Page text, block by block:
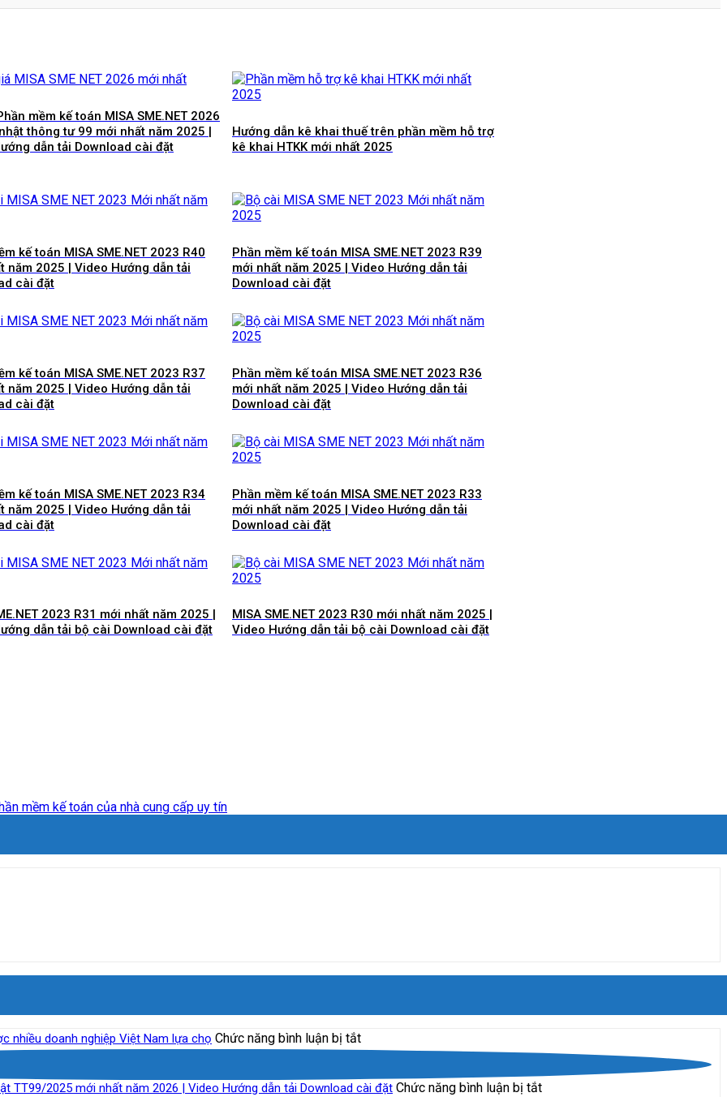
mềm kế toán MISA SME.NET 2026
thông tư 99 mới nhất năm 2025 |
dẫn tải Download cài đặt
Hướng dẫn kê khai thuế trên phần mềm hỗ trợ
kê khai HTKK mới nhất 2025
kế toán MISA SME.NET 2023 R40
năm 2025 | Video Hướng dẫn tải
cài đặt
Phần mềm kế toán MISA SME.NET 2023 R39
mới nhất năm 2025 | Video Hướng dẫn tải
Download cài đặt
kế toán MISA SME.NET 2023 R37
năm 2025 | Video Hướng dẫn tải
cài đặt
Phần mềm kế toán MISA SME.NET 2023 R36
mới nhất năm 2025 | Video Hướng dẫn tải
Download cài đặt
kế toán MISA SME.NET 2023 R34
năm 2025 | Video Hướng dẫn tải
cài đặt
Phần mềm kế toán MISA SME.NET 2023 R33
mới nhất năm 2025 | Video Hướng dẫn tải
Download cài đặt
2023 R31 mới nhất năm 2025 |
dẫn tải bộ cài Download cài đặt
MISA SME.NET 2023 R30 mới nhất năm 2025 |
Video Hướng dẫn tải bộ cài Download cài đặt
mềm kế toán của nhà cung cấp uy tín
nhiều doanh nghiệp Việt Nam lựa chọ Chức năng bình luận bị tắtở
Phần
MISA
TT99/2025 mới nhất năm 2026 | Video Hướng dẫn tải Download cài đặt Chức năng bình luận bị tắtở